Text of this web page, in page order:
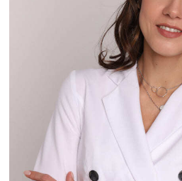
Михельсон Елена Александровна
Врач акушер-гинеколог,
дерматовенеролог, косметолог
Опыт работы: 9 лет